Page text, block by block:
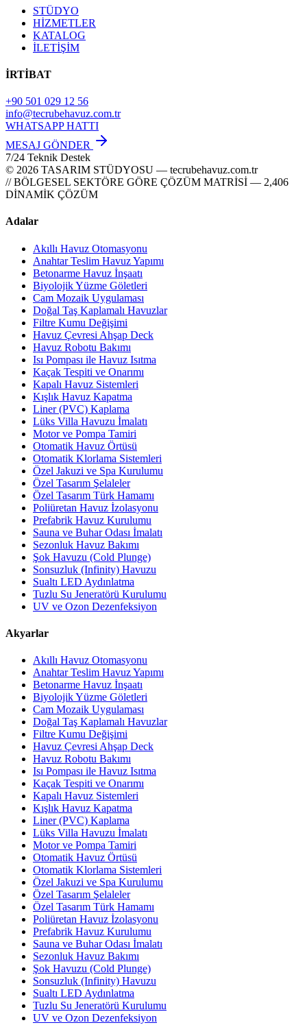
STÜDYO
HİZMETLER
KATALOG
İLETİŞİM
İRTİBAT
+90 501 029 12 56
info@tecrubehavuz.com.tr
WHATSAPP HATTI
MESAJ GÖNDER
7/24 Teknik Destek
© 2026 TASARIM STÜDYOSU — tecrubehavuz.com.tr
// BÖLGESEL SEKTÖRE GÖRE ÇÖZÜM MATRİSİ — 2,406
DİNAMİK ÇÖZÜM
Adalar
Akıllı Havuz Otomasyonu
Anahtar Teslim Havuz Yapımı
Betonarme Havuz İnşaatı
Biyolojik Yüzme Göletleri
Cam Mozaik Uygulaması
Doğal Taş Kaplamalı Havuzlar
Filtre Kumu Değişimi
Havuz Çevresi Ahşap Deck
Havuz Robotu Bakımı
Isı Pompası ile Havuz Isıtma
Kaçak Tespiti ve Onarımı
Kapalı Havuz Sistemleri
Kışlık Havuz Kapatma
Liner (PVC) Kaplama
Lüks Villa Havuzu İmalatı
Motor ve Pompa Tamiri
Otomatik Havuz Örtüsü
Otomatik Klorlama Sistemleri
Özel Jakuzi ve Spa Kurulumu
Özel Tasarım Şelaleler
Özel Tasarım Türk Hamamı
Poliüretan Havuz İzolasyonu
Prefabrik Havuz Kurulumu
Sauna ve Buhar Odası İmalatı
Sezonluk Havuz Bakımı
Şok Havuzu (Cold Plunge)
Sonsuzluk (Infinity) Havuzu
Sualtı LED Aydınlatma
Tuzlu Su Jeneratörü Kurulumu
UV ve Ozon Dezenfeksiyon
Akyarlar
Akıllı Havuz Otomasyonu
Anahtar Teslim Havuz Yapımı
Betonarme Havuz İnşaatı
Biyolojik Yüzme Göletleri
Cam Mozaik Uygulaması
Doğal Taş Kaplamalı Havuzlar
Filtre Kumu Değişimi
Havuz Çevresi Ahşap Deck
Havuz Robotu Bakımı
Isı Pompası ile Havuz Isıtma
Kaçak Tespiti ve Onarımı
Kapalı Havuz Sistemleri
Kışlık Havuz Kapatma
Liner (PVC) Kaplama
Lüks Villa Havuzu İmalatı
Motor ve Pompa Tamiri
Otomatik Havuz Örtüsü
Otomatik Klorlama Sistemleri
Özel Jakuzi ve Spa Kurulumu
Özel Tasarım Şelaleler
Özel Tasarım Türk Hamamı
Poliüretan Havuz İzolasyonu
Prefabrik Havuz Kurulumu
Sauna ve Buhar Odası İmalatı
Sezonluk Havuz Bakımı
Şok Havuzu (Cold Plunge)
Sonsuzluk (Infinity) Havuzu
Sualtı LED Aydınlatma
Tuzlu Su Jeneratörü Kurulumu
UV ve Ozon Dezenfeksiyon